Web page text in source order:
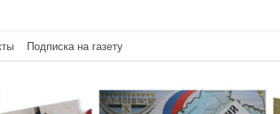
Подписка на газету